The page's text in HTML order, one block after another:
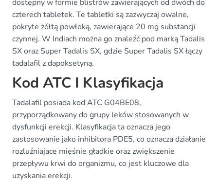
dostępny w formie blistrów zawierających od dwóch do
czterech tabletek. Te tabletki są zazwyczaj owalne,
pokryte żółtą powłoką, zawierające 20 mg substancji
czynnej. W Indiach można go znaleźć pod marką Tadalis
SX oraz Super Tadalis SX, gdzie Super Tadalis SX łączy
tadalafil z dapoksetyną.
Kod ATC I Klasyfikacja
Tadalafil posiada kod ATC G04BE08,
przyporządkowany do grupy leków stosowanych w
dysfunkcji erekcji. Klasyfikacja ta oznacza jego
zastosowanie jako inhibitora PDE5, co oznacza działanie
rozluźniające mięśnie gładkie oraz zwiększenie
przepływu krwi do organizmu, co jest kluczowe dla
uzyskania erekcji.